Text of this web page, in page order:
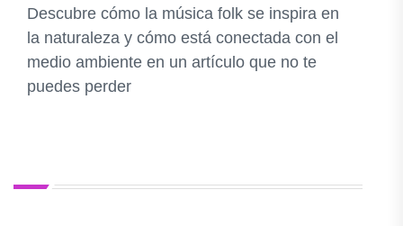
Descubre cómo la música folk se inspira en
la naturaleza y cómo está conectada con el
medio ambiente en un artículo que no te
puedes perder